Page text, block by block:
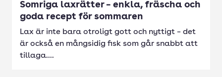
Somriga laxrätter – enkla, fräscha och
goda recept för sommaren
Lax är inte bara otroligt gott och nyttigt – det
är också en mångsidig fisk som går snabbt att
tillaga....